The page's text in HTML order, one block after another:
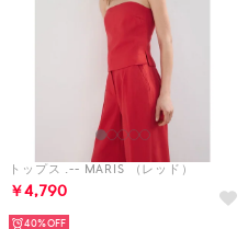
トップス .-- MARIS （レッド）
￥4,790
40%